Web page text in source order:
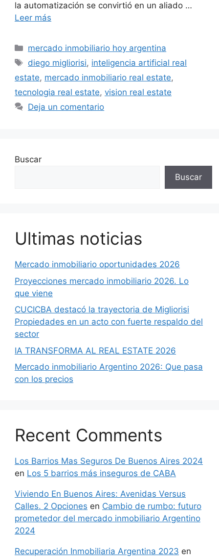
la automatización se convirtió en un aliado …
Leer más
Categorías
mercado inmobiliario hoy argentina
Etiquetas
diego migliorisi, inteligencia artificial real
estate, mercado inmobiliario real estate,
tecnologia real estate, vision real estate
Deja un comentario
Buscar
Buscar
Ultimas noticias
Mercado inmobiliario oportunidades 2026
Proyecciones mercado inmobiliario 2026. Lo
que viene
CUCICBA destacó la trayectoria de Migliorisi
Propiedades en un acto con fuerte respaldo del
sector
IA TRANSFORMA AL REAL ESTATE 2026
Mercado inmobiliario Argentino 2026: Que pasa
con los precios
Recent Comments
Los Barrios Mas Seguros De Buenos Aires 2024
en Los 5 barrios más inseguros de CABA
Viviendo En Buenos Aires: Avenidas Versus
Calles. 2 Opciones en Cambio de rumbo: futuro
prometedor del mercado inmobiliario Argentino
2024
Recuperación Inmobiliaria Argentina 2023 en